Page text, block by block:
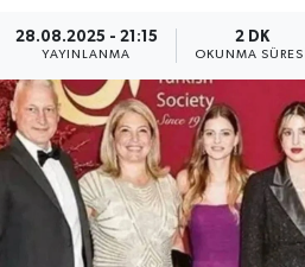
28.08.2025 - 21:15
YAYINLANMA
2 DK
OKUNMA SÜRESI